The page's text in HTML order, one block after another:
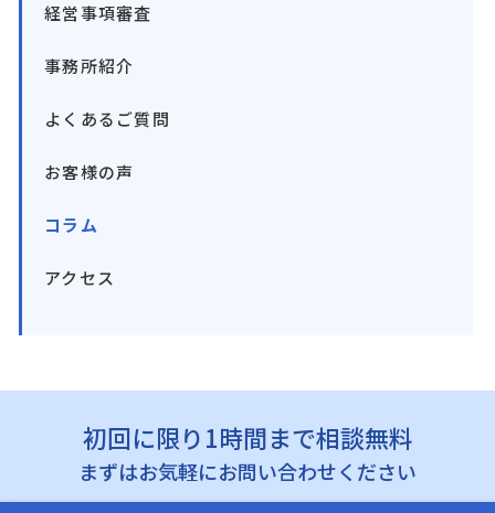
経営事項審査
事務所紹介
よくあるご質問
お客様の声
コラム
アクセス
初回に限り1時間まで相談無料
まずはお気軽にお問い合わせください